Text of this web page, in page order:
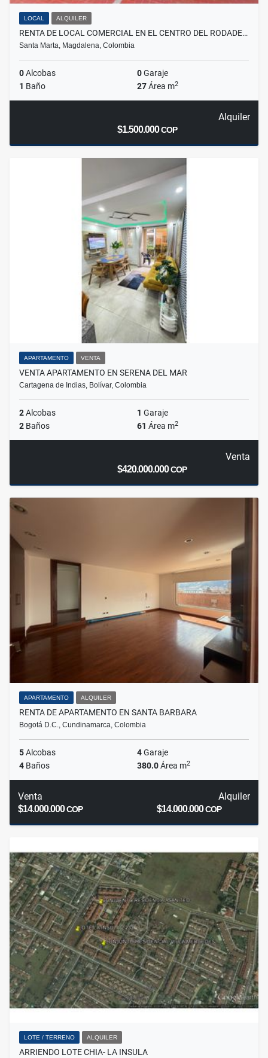
LOCAL ALQUILER
RENTA DE LOCAL COMERCIAL EN EL CENTRO DEL RODADE…
Santa Marta, Magdalena, Colombia
0Alcobas 0Garaje
1 Baño 27Área m2
Alquiler
$1.500.000COP
APARTAMENTO VENTA
VENTA APARTAMENTO EN SERENA DEL MAR
Cartagena de Indias, Bolívar, Colombia
2Alcobas 1 Garaje
2 Baños 61 Área m2
Venta
$420.000.000COP
APARTAMENTO ALQUILER
RENTA DE APARTAMENTO EN SANTA BARBARA
Bogotá D.C., Cundinamarca, Colombia
5Alcobas 4Garaje
4 Baños 380.0Área m2
Venta
$14.000.000COP
Alquiler
$14.000.000COP
LOTE / TERRENO ALQUILER
ARRIENDO LOTE CHIA- LA INSULA